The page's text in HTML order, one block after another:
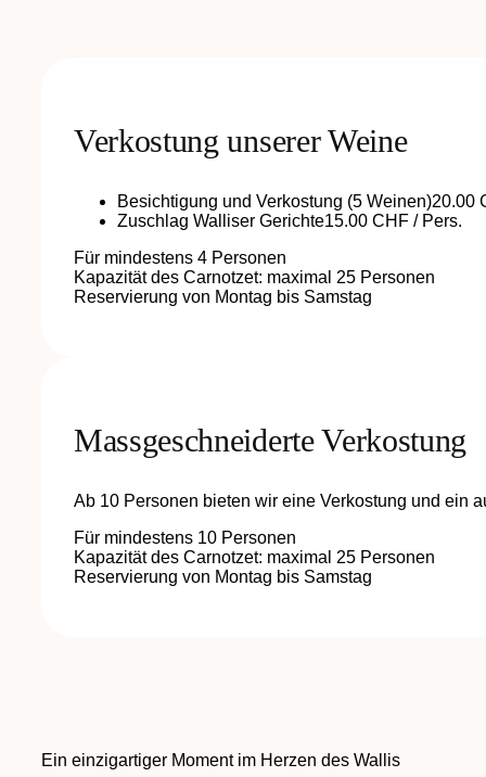
Verkostung unserer Weine
Besichtigung und Verkostung (5 Weinen)20.00
Zuschlag Walliser Gerichte15.00 CHF / Pers.
Für mindestens 4 Personen
Kapazität des Carnotzet: maximal 25 Personen
Reservierung von Montag bis Samstag
Massgeschneiderte Verkostung
Ab 10 Personen bieten wir eine Verkostung und ein
Für mindestens 10 Personen
Kapazität des Carnotzet: maximal 25 Personen
Reservierung von Montag bis Samstag
Ein einzigartiger Moment im Herzen des Wallis